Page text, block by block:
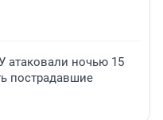
атаковали ночью 15
пострадавшие